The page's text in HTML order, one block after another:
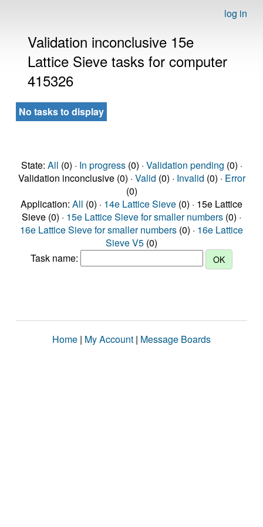
log in
Validation inconclusive 15e
Lattice Sieve tasks for computer
415326
No tasks to display
State: All (0) · In progress(0) · Validation pending (0) ·
Validation inconclusive (0) · Valid (0) · Invalid (0) · Error
(0)
Application: All (0) · 14e Lattice Sieve (0) · 15e Lattice
Sieve (0) · 15e Lattice Sieve for smaller numbers (0) ·
16e Lattice Sieve for smaller numbers (0) · 16e Lattice
Sieve V5 (0)
Task name:
Home | My Account | Message Boards